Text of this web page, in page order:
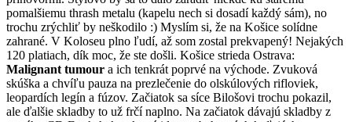
pomalšiemu thrash metalu (kapelu nech si dosadí každý sám), no
trochu zrýchliť by neškodilo :) Myslím si, že na Košice solídne
zahrané. V Koloseu plno ľudí, až som zostal prekvapený! Nejakých
120 platiach, dík moc, že ste došli. Košice strieda Ostrava:
Malignant tumour a ich tenkrát poprvé na východe. Zvuková
skúška a chvíľu pauza na prezlečenie do olskúlových rifloviek,
leopardích legín a fúzov. Začiatok sa síce Bilošovi trochu pokazil,
ale ďalšie skladby to už frčí naplno. Na začiatok dávajú skladby z